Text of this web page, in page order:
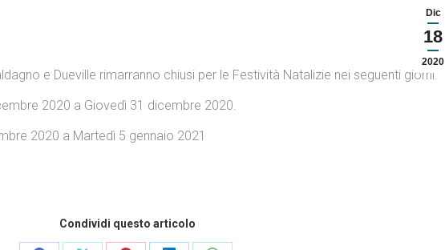
Dic
18
2020
e Dueville rimarranno chiusi per le Festività Natalizie nei seguenti giorni:
2020 a Giovedì 31 dicembre 2020.
2020 a Martedì 5 gennaio 2021
Condividi questo articolo